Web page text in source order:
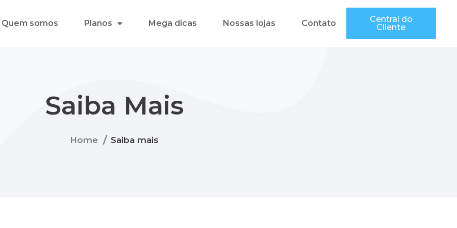
Quem somos Planos Mega dicas Nossas lojas Contato
Central do
Cliente
Saiba Mais
Home / Saiba mais